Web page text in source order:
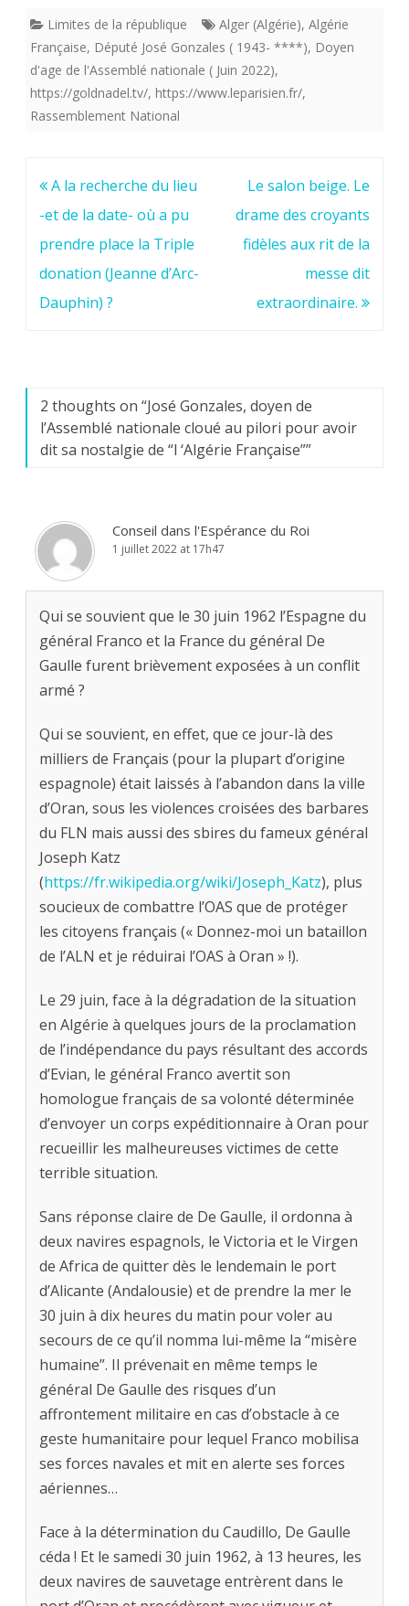
Limites de la république Alger (Algérie), Algérie
Française, Député José Gonzales ( 1943- ****), Doyen
d'age de l'Assemblé nationale ( Juin 2022),
https://goldnadel.tv/, https://www.leparisien.fr/,
Rassemblement National
Navigation
de
l’article
A la recherche du lieu
-et de la date- où a pu
prendre place la Triple
donation (Jeanne d’Arc-
Dauphin) ?
Le salon beige. Le
drame des croyants
fidèles aux rit de la
messe dit
extraordinaire.
2 thoughts on “José Gonzales, doyen de
l’Assemblé nationale cloué au pilori pour avoir
dit sa nostalgie de “l ‘Algérie Française””
Conseil dans l'Espérance du Roi
1 juillet 2022 at 17h47
Qui se souvient que le 30 juin 1962 l’Espagne du
général Franco et la France du général De
Gaulle furent brièvement exposées à un conflit
armé ?
Qui se souvient, en effet, que ce jour-là des
milliers de Français (pour la plupart d’origine
espagnole) était laissés à l’abandon dans la ville
d’Oran, sous les violences croisées des barbares
du FLN mais aussi des sbires du fameux général
Joseph Katz
(https://fr.wikipedia.org/wiki/Joseph_Katz), plus
soucieux de combattre l’OAS que de protéger
les citoyens français (« Donnez-moi un bataillon
de l’ALN et je réduirai l’OAS à Oran » !).
Le 29 juin, face à la dégradation de la situation
en Algérie à quelques jours de la proclamation
de l’indépendance du pays résultant des accords
d’Evian, le général Franco avertit son
homologue français de sa volonté déterminée
d’envoyer un corps expéditionnaire à Oran pour
recueillir les malheureuses victimes de cette
terrible situation.
Sans réponse claire de De Gaulle, il ordonna à
deux navires espagnols, le Victoria et le Virgen
de Africa de quitter dès le lendemain le port
d’Alicante (Andalousie) et de prendre la mer le
30 juin à dix heures du matin pour voler au
secours de ce qu’il nomma lui-même la “misère
humaine”. Il prévenait en même temps le
général De Gaulle des risques d’un
affrontement militaire en cas d’obstacle à ce
geste humanitaire pour lequel Franco mobilisa
ses forces navales et mit en alerte ses forces
aériennes…
Face à la détermination du Caudillo, De Gaulle
céda ! Et le samedi 30 juin 1962, à 13 heures, les
deux navires de sauvetage entrèrent dans le